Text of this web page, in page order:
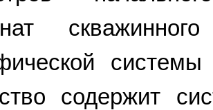
содержит